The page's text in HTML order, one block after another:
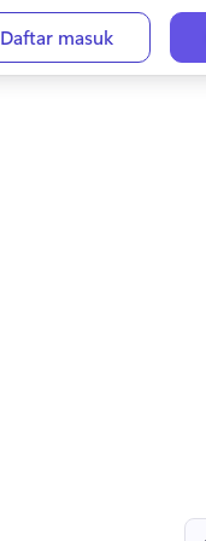
Daftar masuk